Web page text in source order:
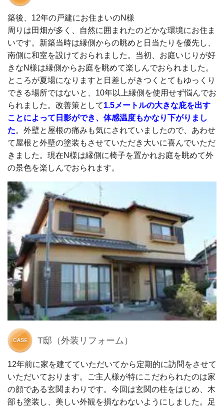
築後、12年の戸建にお住まいのN様
周りは田畑が多く、自然に囲まれたのどかな環境にお住ま
いです。新築当時は縁側からの眺めと日当たりを優先し、
南側に和室を設けておられました。当初、お庭いじりが好
きなN様は縁側からお庭を眺めて楽しんでおられました。
ところが夏場になりますと日差しがきつくとてもゆっくり
できる場所ではないと、10年以上縁側を使用せず悩んでお
られました。改善策として1.5メートルの大きな庇を出す
ことによって日影ができ、体感温度もかなり下がりまし
た。外壁と屋根の痛みも気にされていましたので、あわせ
て屋根と外壁の塗装もさせていただき大いに喜んでいただ
きました。現在N様は縁側に椅子を置かれお庭を眺めて外
の景色を楽しんでおられます。
T邸（外装リフォーム）
12年前に家を建てていただいてから定期的に訪問をさせて
いただいております。ご主人様が特にこだわられたのは家
の顔である玄関まわりです。今回は玄関の柱をはじめ、木
部も塗装し、美しい外観を損なわないようにしました。足